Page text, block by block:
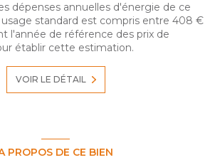
dépenses annuelles d'énergie de ce
standard est compris entre 408 €
l'année de référence des prix de
établir cette estimation.
VOIR LE DÉTAIL
PROPOS DE CE BIEN